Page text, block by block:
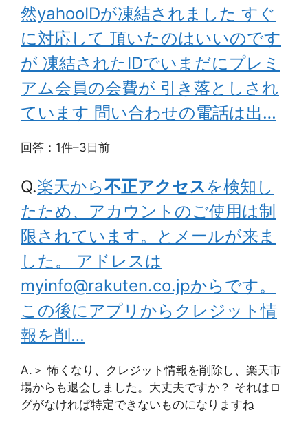
然yahooIDが凍結されました すぐ
に対応して 頂いたのはいいのです
が 凍結されたIDでいまだにプレミ
アム会員の会費が 引き落としされ
ています 問い合わせの電話は出…
回答：1件–3日前
Q.楽天から不正アクセスを検知し
たため、アカウントのご使用は制
限されています。とメールが来ま
した。 アドレスは
myinfo@rakuten.co.jpからです。
この後にアプリからクレジット情
報を削…
A. ＞ 怖くなり、クレジット情報を削除し、楽天市
場からも退会しました。大丈夫ですか？ それはロ
グがなければ特定できないものになりますね